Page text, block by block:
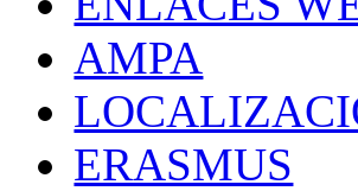
AMPA
ERASMUS